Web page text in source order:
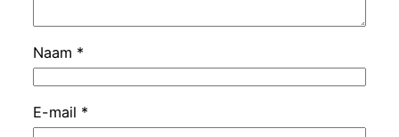
Naam *
E-mail *